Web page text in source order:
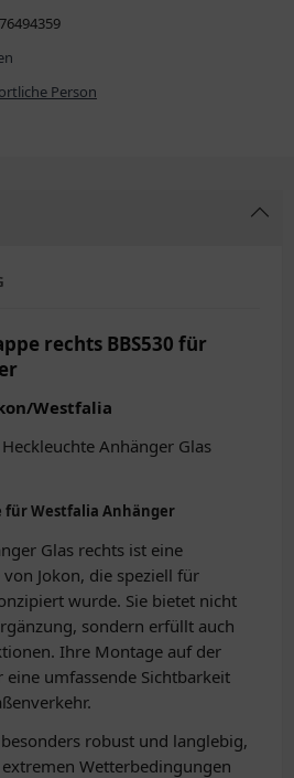
76494359
Person
rechts BBS530 für
Westfalia
Anhänger Glas
für Westfalia Anhänger
Glas rechts ist eine
Jokon, die speziell für
wurde. Sie bietet nicht
sondern erfüllt auch
Ihre Montage auf der
umfassende Sichtbarkeit
robust und langlebig,
Wetterbedingungen